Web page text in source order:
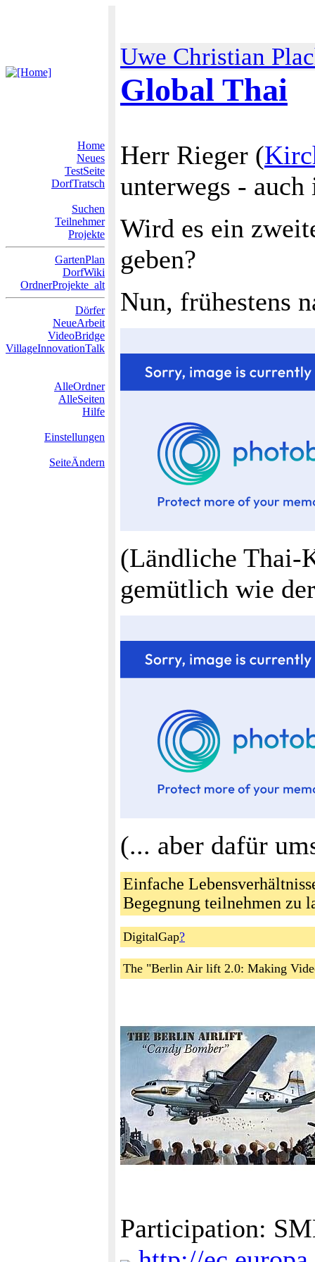
Uwe Christian
Global Thai
Home
Neues
TestSeite
DorfTratsch
Suchen
Teilnehmer
Projekte
GartenPlan
DorfWiki
OrdnerProjekte_alt
Dörfer
NeueArbeit
VideoBridge
VillageInnovationTalk
AlleOrdner
AlleSeiten
Hilfe
Einstellungen
SeiteÄndern
Herr Rieger (
unterwegs -
Wird es ein
geben?
Nun, frühestens
(Ländliche Thai-
gemütlich wie
(... aber dafür
Einfache
Begegnung teilnehmen zu
DigitalGap?
The "Berlin Air lift 2.0: Making
Participation: